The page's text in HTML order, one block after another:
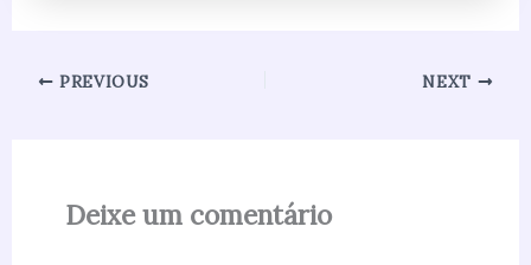
PREVIOUS NEXT
Deixe um comentário